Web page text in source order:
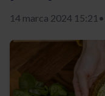
14 marca 2024 15:21 •